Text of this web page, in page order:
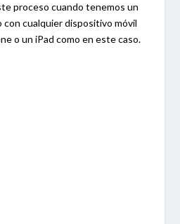
proceso cuando tenemos un
cualquier dispositivo móvil
o un iPad como en este caso.